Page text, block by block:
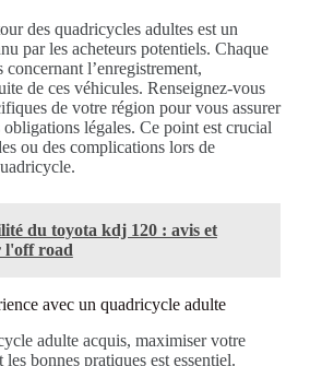
des quadricycles adultes est un
par les acheteurs potentiels. Chaque
concernant l’enregistrement,
de ces véhicules. Renseignez-vous
de votre région pour vous assurer
obligations légales. Ce point est crucial
ou des complications lors de
du toyota kdj 120 : avis et
l'off road
avec un quadricycle adulte
adulte acquis, maximiser votre
bonnes pratiques est essentiel.